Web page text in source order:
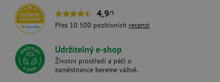
4,9/5
Přes 10 500 pozitivních recenzí
Udržitelný e-shop
Životní prostředí a péči o
zaměstnance bereme vážně.